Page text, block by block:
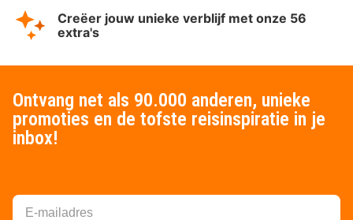
Creëer jouw unieke verblijf met onze 56
extra's
Ontvang net als 90.000 anderen, unieke
promoties en de tofste reisinspiratie in je
inbox!